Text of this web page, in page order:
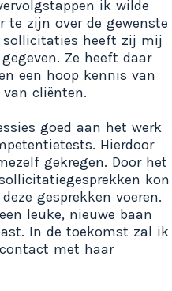
ik wilde
te zijn over de gewenste
sollicitaties heeft zij mij
Ze heeft daar
een hoop kennis van
cliënten.
goed aan het werk
Hierdoor
gekregen. Door het
kon
gesprekken voeren.
leuke, nieuwe baan
In de toekomst zal ik
met haar